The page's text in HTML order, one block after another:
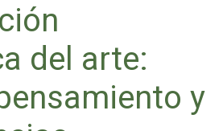
del arte:
y